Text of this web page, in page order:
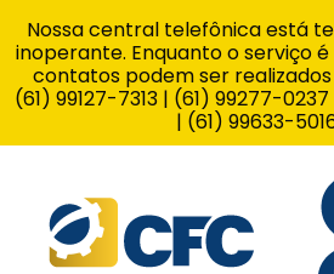
Nossa central telefônica está
inoperante. Enquanto o serviço
contatos podem ser
(61) 99127-7313 | (61) 99277-
| (61) 99633-